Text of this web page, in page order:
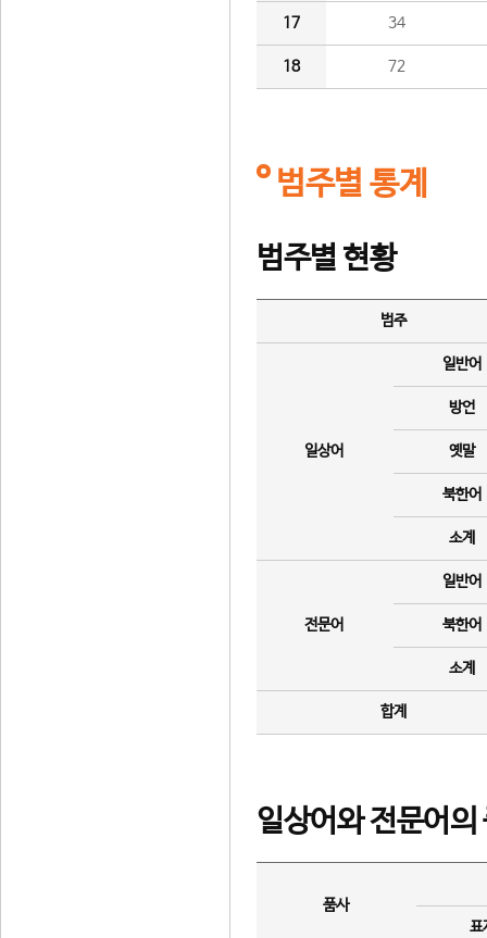
17 34
18 72
범주별 통계
범주별 현황
범주
일상어
일반어
방언
옛말
북한어
소계
전문어
일반어
북한어
소계
합계
일상어와 전문어의
품사
표